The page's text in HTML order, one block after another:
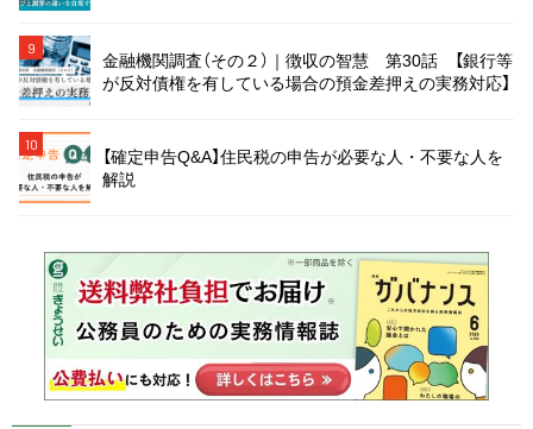
9
金融機関調査（その２）｜徴収の智慧 第30話 【銀行等
が反対債権を有している場合の預金差押えの実務対応】
10
【確定申告Q&A】住民税の申告が必要な人・不要な人を
解説